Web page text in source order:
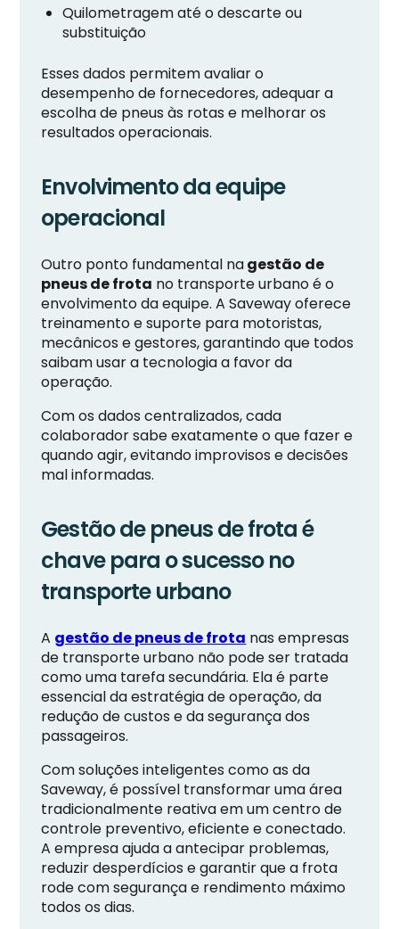
Quilometragem até o descarte ou
substituição
Esses dados permitem avaliar o
desempenho de fornecedores, adequar a
escolha de pneus às rotas e melhorar os
resultados operacionais.
Envolvimento da equipe
operacional
Outro ponto fundamental nagestão de
pneus de frota no transporte urbano é o
envolvimento da equipe. A Saveway oferece
treinamento e suporte para motoristas,
mecânicos e gestores, garantindo que todos
saibam usar a tecnologia a favor da
operação.
Com os dados centralizados, cada
colaborador sabe exatamente o que fazer e
quando agir, evitando improvisos e decisões
mal informadas.
Gestão de pneus de frota é
chave para o sucesso no
transporte urbano
A gestão de pneus de frota nas empresas
de transporte urbano não pode ser tratada
como uma tarefa secundária. Ela é parte
essencial da estratégia de operação, da
redução de custos e da segurança dos
passageiros.
Com soluções inteligentes como as da
Saveway, é possível transformar uma área
tradicionalmente reativa em um centro de
controle preventivo, eficiente e conectado.
A empresa ajuda a antecipar problemas,
reduzir desperdícios e garantir que a frota
rode com segurança e rendimento máximo
todos os dias.